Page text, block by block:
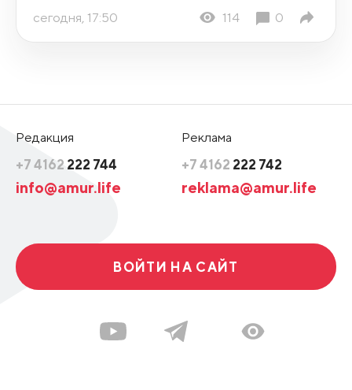
сегодня, 17:50 114 0
Редакция
+7 4162 222 744
info@amur.life
Реклама
+7 4162 222 742
reklama@amur.life
ВОЙТИ НА САЙТ